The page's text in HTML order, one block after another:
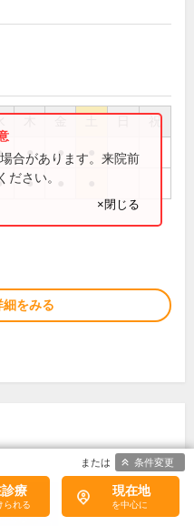
祝
● ●
●
合があります。来院前
ださい。
×閉じる
細をみる
療 現在地
条件変更